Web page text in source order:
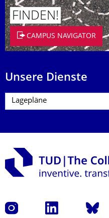
FINDEN!
CAMPUS NAVIGATOR
Unsere Dienste
Instagram LinkedIn Bluesky